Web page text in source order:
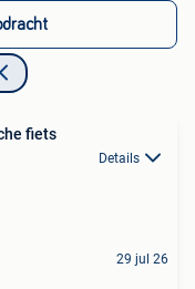
fiets
Details
29 jul 26